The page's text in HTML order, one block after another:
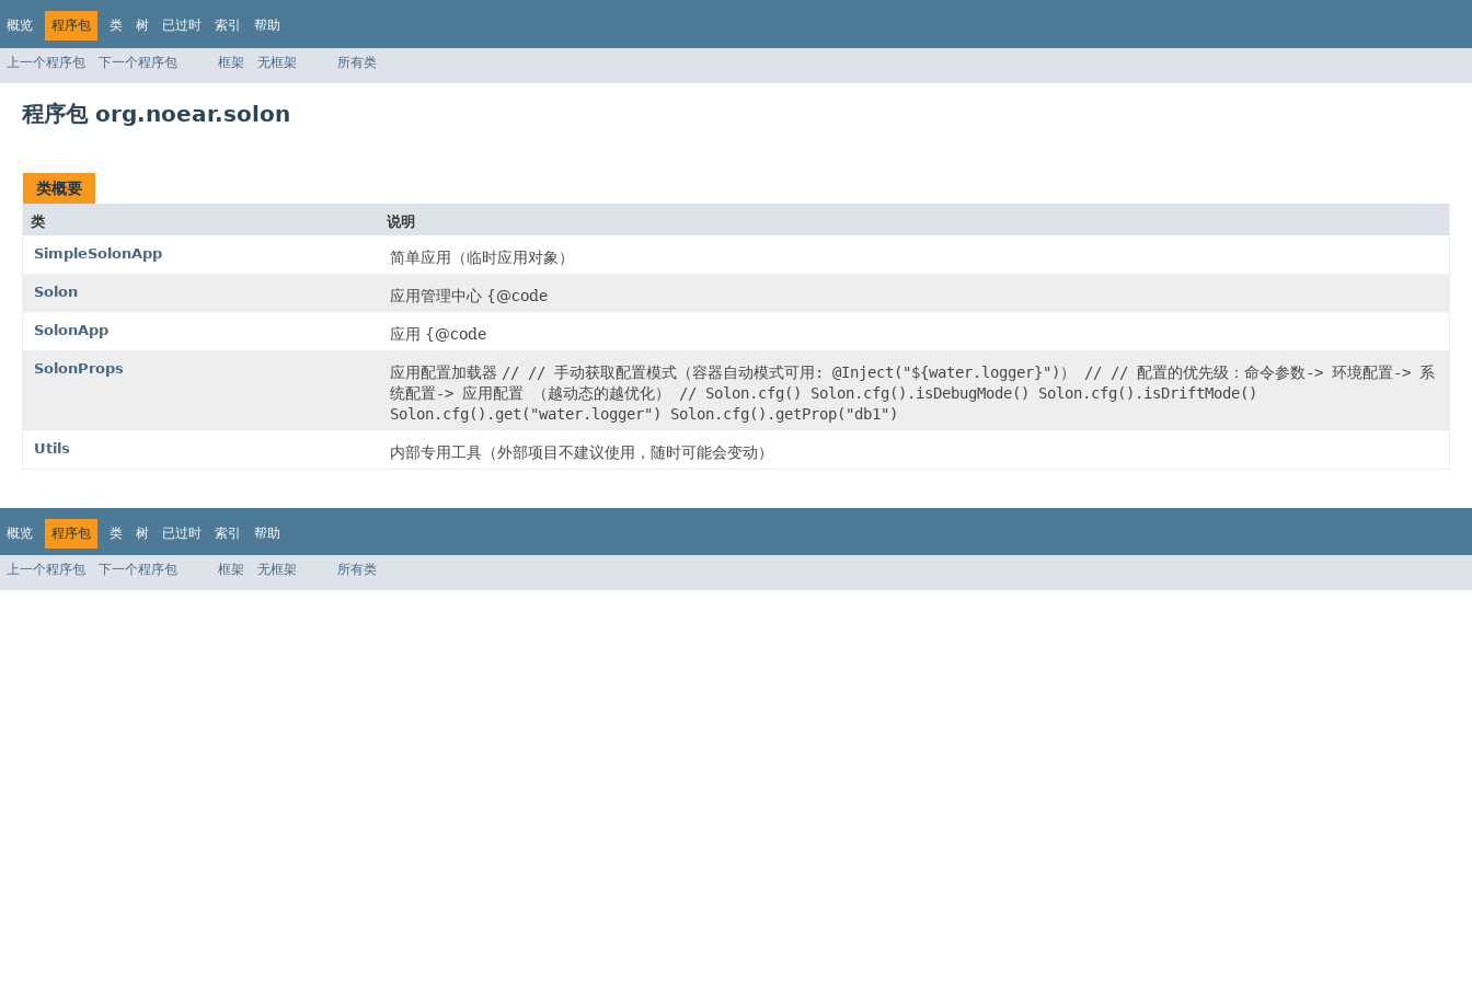
概览 程序包 类 树 已过时 索引 帮助
上一个程序包 下一个程序包 框架 无框架 所有类
程序包 org.noear.solon
类概要
类
说明
SimpleSolonApp
简单应用（临时应用对象）
Solon 应用管理中心 {@code
SolonApp 应用 {@code
SolonProps 应用配置加载器 // // 手动获取配置模式（容器自动模式可用: @Inject("${water.logger}")） // // 配置的优先级：命令参数-> 环境配置-> 系
统配置-> 应用配置 （越动态的越优化） // Solon.cfg() Solon.cfg().isDebugMode() Solon.cfg().isDriftMode()
Solon.cfg().get("water.logger") Solon.cfg().getProp("db1")
Utils 内部专用工具（外部项目不建议使用，随时可能会变动）
概览 程序包 类 树 已过时 索引 帮助
上一个程序包 下一个程序包 框架 无框架 所有类